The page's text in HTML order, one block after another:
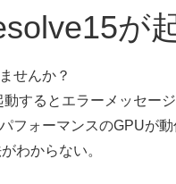
が
せんか？
するとエラーメッセー
フォーマンスのGPUが動
わからない。